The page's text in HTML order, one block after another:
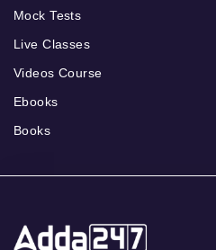
Mock Tests
Live Classes
Videos Course
Ebooks
Books